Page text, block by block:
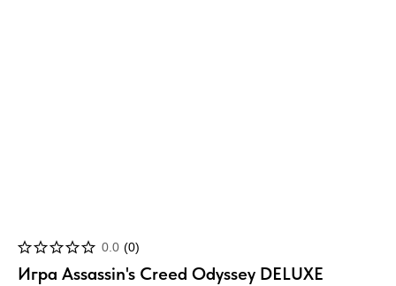
0.0 (0)
Игра Assassin's Creed Odyssey DELUXE